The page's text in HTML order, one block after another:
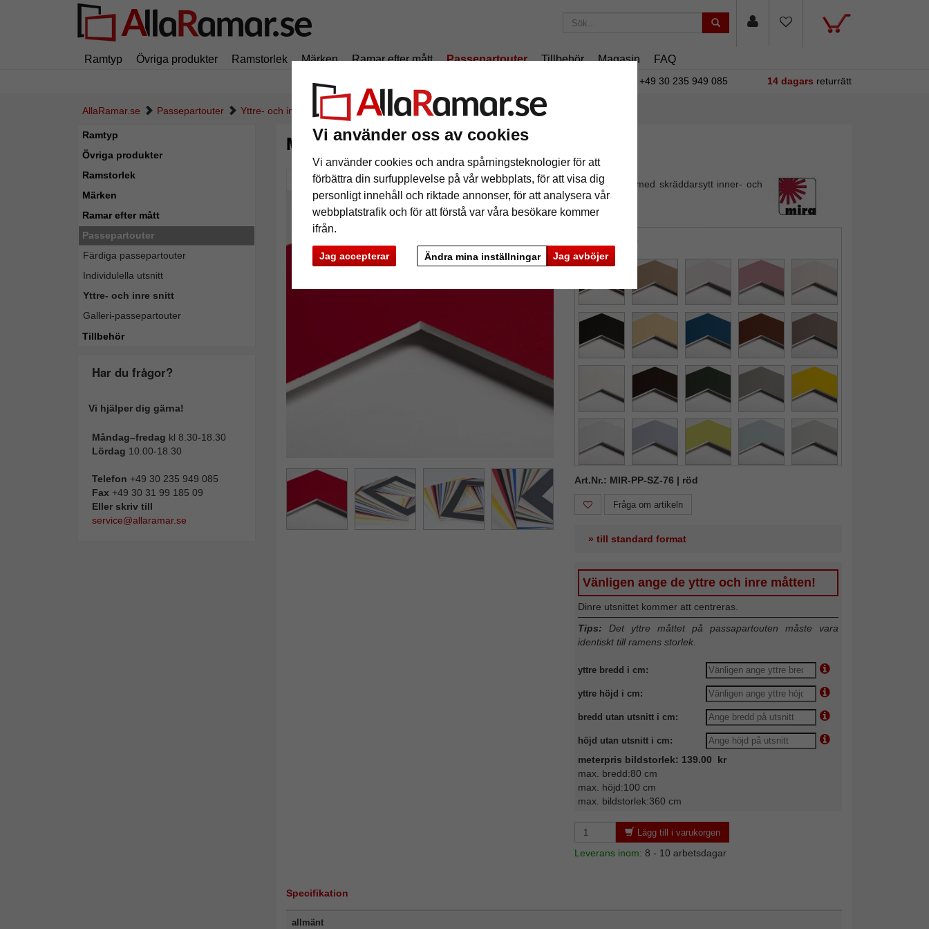
Vi använder oss av cookies
Vi använder cookies och andra spårningsteknologier för att
förbättra din surfupplevelse på vår webbplats, för att visa dig
personligt innehåll och riktade annonser, för att analysera vår
webbplatstrafik och för att förstå var våra besökare kommer
ifrån.
Jag accepterar Jag avböjer
Ändra mina inställningar
Ramtyp Övriga produkter Ramstorlek Märken Ramar efter mått Passepartouter Tillbehör Magasin FAQ
+49 30 235 949 085 14 dagars returrätt
AllaRamar.se Passepartouter Yttre- och inre snitt Måttbeställd passepartout
Ramtyp
Övriga produkter
Ramstorlek
Märken
Ramar efter mått
Passepartouter
Färdiga passepartouter
Individulella utsnitt
Yttre- och inre snitt
Galleri-passepartouter
Tillbehör
Har du frågor?
Vi hjälper dig gärna!
Måndag–fredag kl 8.30-18.30
Lördag 10.00-18.30
Telefon +49 30 235 949 085
Fax +49 30 31 99 185 09
Eller skriv till
service@allaramar.se
Måttbeställd passepartout
Pictures Preview
Passepartout med skräddarsytt inner- och
yttermått.
Art.Nr.: MIR-PP-SZ-76 | röd
Fråga om artikeln
» till standard format
Vänligen ange de yttre och inre måtten!
Dinre utsnittet kommer att centreras.
Tips: Det yttre måttet på passapartouten måste vara
identiskt till ramens storlek.
yttre bredd i cm:
yttre höjd i cm:
bredd utan utsnitt i cm:
höjd utan utsnitt i cm:
meterpris bildstorlek: 139.00 kr
max. bredd:80 cm
max. höjd:100 cm
max. bildstorlek:360 cm
Lägg till i varukorgen
Leverans inom: 8 - 10 arbetsdagar
Specifikation
allmänt